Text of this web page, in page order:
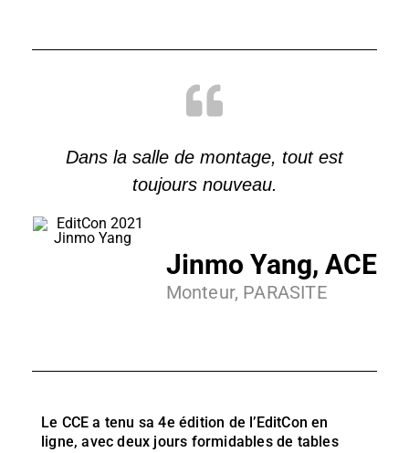
Dans la salle de montage, tout est
toujours nouveau.
Jinmo Yang, ACE
Monteur, PARASITE
Le CCE a tenu sa 4e édition de l’EditCon en
ligne, avec deux jours formidables de tables